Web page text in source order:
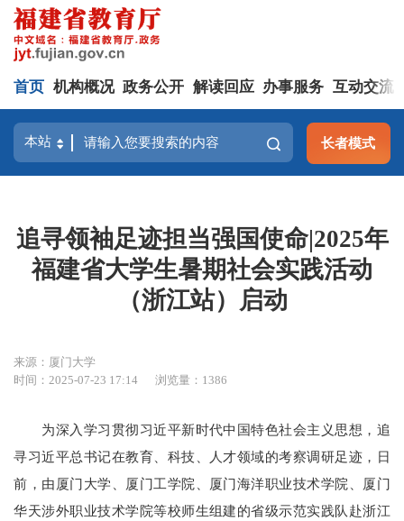
首页 机构概况 政务公开 解读回应 办事服务 互动交流
长者模式
追寻领袖足迹担当强国使命|2025年
福建省大学生暑期社会实践活动
（浙江站）启动
来源：厦门大学
时间：2025-07-23 17:14
浏览量：1386
为深入学习贯彻习近平新时代中国特色社会主义思想，追
寻习近平总书记在教育、科技、人才领域的考察调研足迹，日
前，由厦门大学、厦门工学院、厦门海洋职业技术学院、厦门
华天涉外职业技术学院等校师生组建的省级示范实践队赴浙江